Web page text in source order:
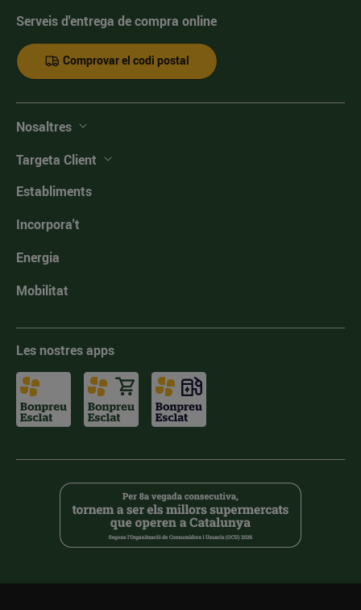
Serveis d'entrega de compra online
Comprovar el codi postal
Nosaltres
Targeta Client
Establiments
Incorpora't
Energia
Mobilitat
Les nostres apps